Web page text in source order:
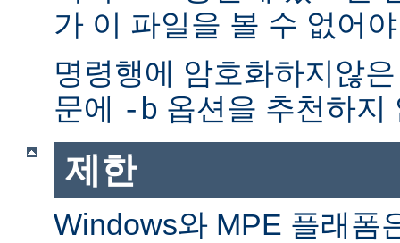
가 이 파일을 볼 수 없어
명령행에 암호화하지않
문에 -b 옵션을 추천하지
제한
Windows와 MPE 플래폼